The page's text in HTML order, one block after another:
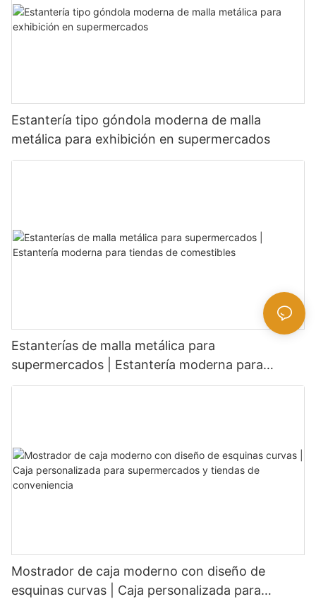
Estantería tipo góndola moderna de malla
metálica para exhibición en supermercados
Estanterías de malla metálica para
supermercados | Estantería moderna para
tiendas de comestibles
Mostrador de caja moderno con diseño de
esquinas curvas | Caja personalizada para